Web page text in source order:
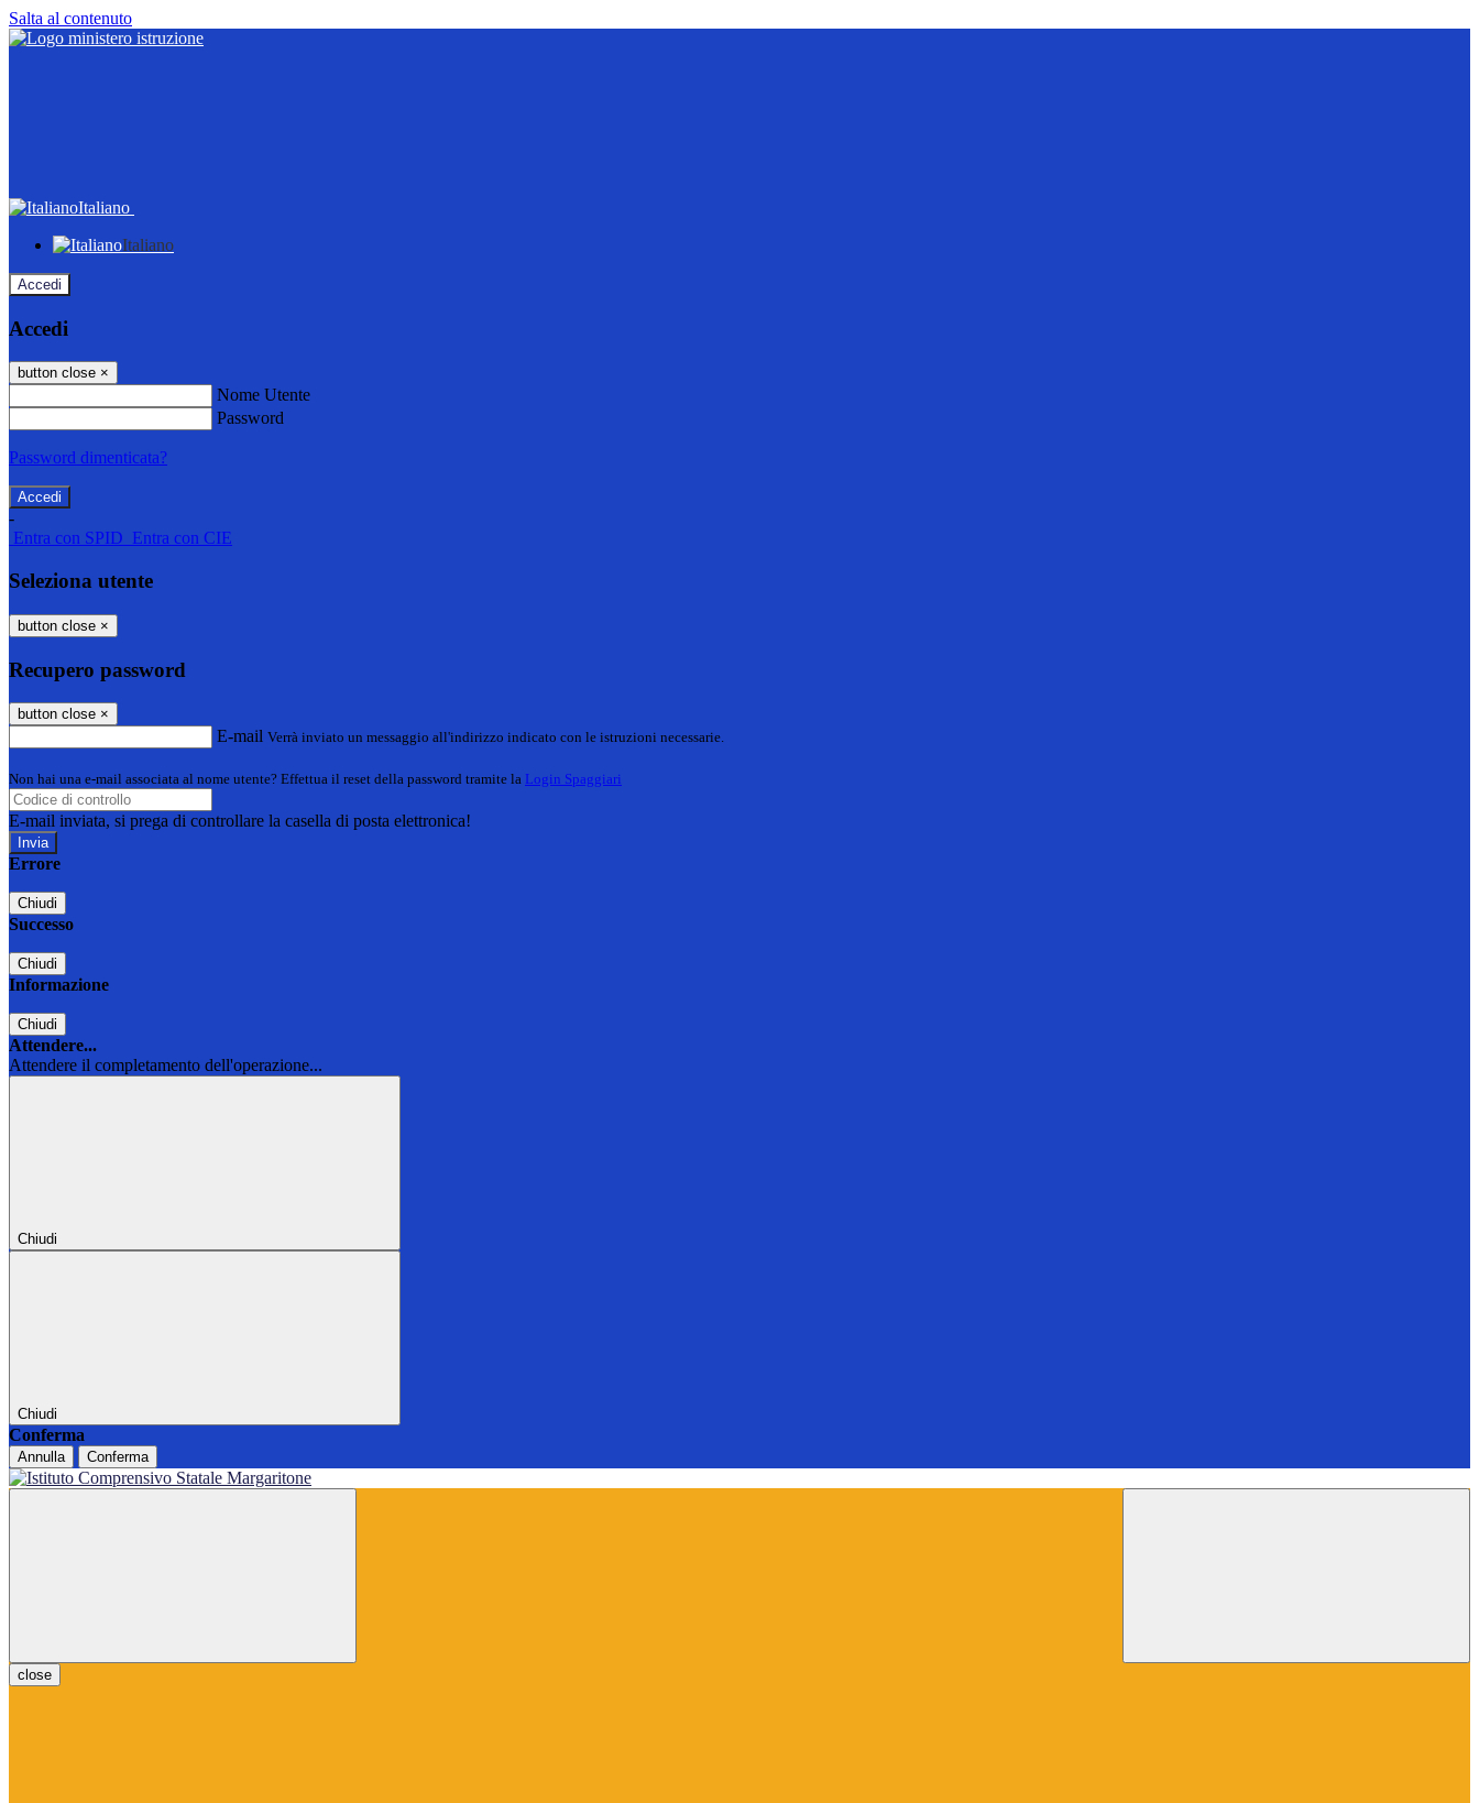
Salta al contenuto
Italiano
Italiano
Accedi
Accedi
button close ×
Nome Utente
Password
Password dimenticata?
-
Entra con SPID Entra con CIE
Seleziona utente
button close ×
Recupero password
button close ×
E-mail Verrà inviato un messaggio all'indirizzo indicato con le istruzioni necessarie.
Non hai una e-mail associata al nome utente? Effettua il reset della password tramite la Login Spaggiari
E-mail inviata, si prega di controllare la casella di posta elettronica!
Errore
Chiudi
Successo
Chiudi
Informazione
Chiudi
Attendere...
Attendere il completamento dell'operazione...
Chiudi
Chiudi
Conferma
Annulla Conferma
close